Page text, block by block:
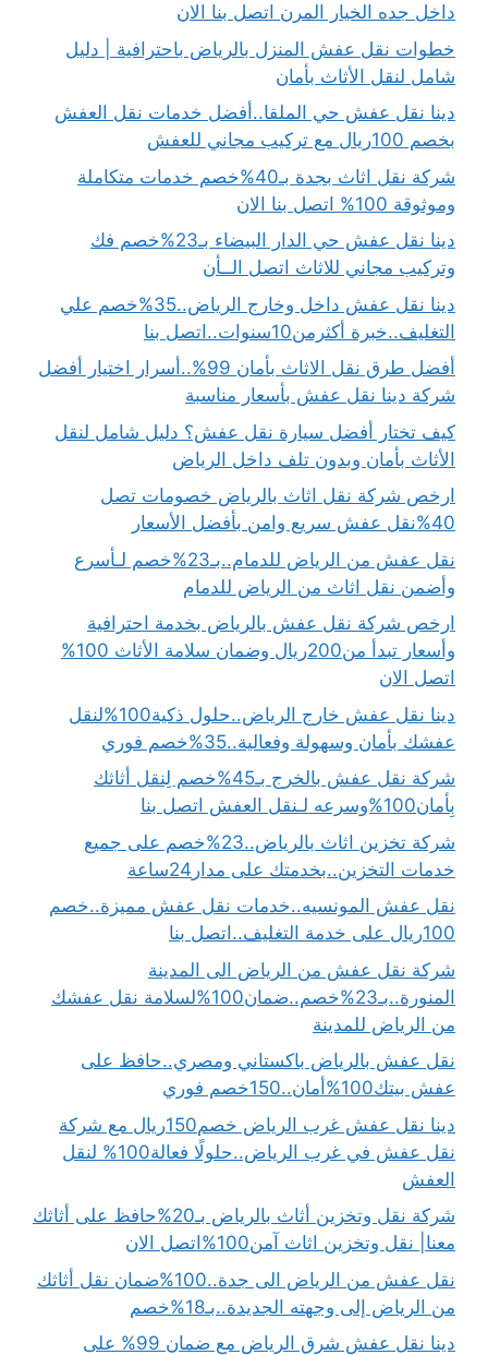
داخل جده الخيار المرن اتصل بنا الان
خطوات نقل عفش المنزل بالرياض باحترافية | دليل
شامل لنقل الأثاث بأمان
دينا نقل عفش حي الملقا..أفضل خدمات نقل العفش
بخصم 100ريال مع تركيب مجاني للعفش
شركة نقل اثاث بجدة بـ40%خصم خدمات متكاملة
وموثوقة 100% اتصل بنا الان
دينا نقل عفش حي الدار البيضاء بـ23%خصم فك
وتركيب مجاني للاثاث اتصل الــأن
دينا نقل عفش داخل وخارج الرياض..35%خصم علي
التغليف..خبرة أكثرمن10سنوات..اتصل بنا
أفضل طرق نقل الاثاث بأمان 99%..أسرار اختيار أفضل
شركة دينا نقل عفش بأسعار مناسبة
كيف تختار أفضل سيارة نقل عفش؟ دليل شامل لنقل
الأثاث بأمان وبدون تلف داخل الرياض
ارخص شركة نقل اثاث بالرياض خصومات تصل
40%نقل عفش سريع وامن بأفضل الأسعار
نقل عفش من الرياض للدمام..بـ23%خصم لـأسرع
وأضمن نقل اثاث من الرياض للدمام
ارخص شركة نقل عفش بالرياض بخدمة احترافية
وأسعار تبدأ من200ريال وضمان سلامة الأثاث 100%
اتصل الان
دينا نقل عفش خارج الرياض..حلول ذكية100%لنقل
عفشك بأمان وسهولة وفعالية..35%خصم فوري
شركة نقل عفش بالخرج بـ45%خصم لِنقل أثاثك
بِأمان100%وسرعه لـنقل العفش اتصل بنا
شركة تخزين اثاث بالرياض..23%خصم على جميع
خدمات التخزين..بخدمتك على مدار24ساعة
نقل عفش المونسيه..خدمات نقل عفش مميزة..خصم
100ريال على خدمة التغليف..اتصل بنا
شركة نقل عفش من الرياض الى المدينة
المنورة..بـ23%خصم..ضمان100%لسلامة نقل عفشك
من الرياض للمدينة
نقل عفش بالرياض باكستاني ومصري..حافظ على
عفش بيتك100%أمان..150خصم فوري
دينا نقل عفش غرب الرياض خصم150ريال مع شركة
نقل عفش في غرب الرياض..حلولًا فعالة100% لنقل
العفش
شركة نقل وتخزين أثاث بالرياض بـ20%حافظ على أثاثك
معنا| نقل وتخزين اثاث آمن100%اتصل الان
نقل عفش من الرياض الى جدة..100%ضمان نقل أثاثك
من الرياض إلى وجهته الجديدة..بـ18%خصم
دينا نقل عفش شرق الرياض مع ضمان 99% على